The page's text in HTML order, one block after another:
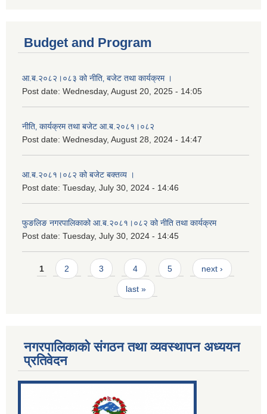
Budget and Program
आ.ब.२०८२।०८३ को नीति‚ बजेट तथा कार्यक्रम ।
Post date: Wednesday, August 20, 2025 - 14:05
नीति‚ कार्यक्रम तथा बजेट आ.ब.२०८१।०८२
Post date: Wednesday, August 28, 2024 - 14:47
आ.ब.२०८१।०८२ को बजेट बक्तव्य ।
Post date: Tuesday, July 30, 2024 - 14:46
फुङलिङ नगरपालिकाको आ.ब.२०८१।०८२ को नीति तथा कार्यक्रम
Post date: Tuesday, July 30, 2024 - 14:45
Pages
1 2 3 4 5 next ›
last »
नगरपालिकाको संगठन तथा व्यवस्थापन अध्ययन
प्रतिवेदन